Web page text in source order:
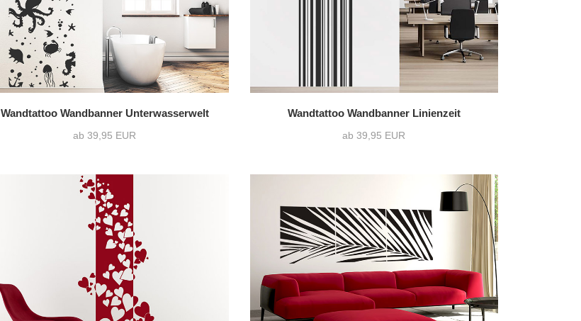
Wandtattoo Wandbanner Unterwasserwelt
ab 39,95 EUR
Wandtattoo Wandbanner Linienzeit
ab 39,95 EUR